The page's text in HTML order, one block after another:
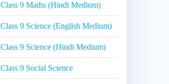
Class 9 Maths (Hindi Medium)
Class 9 Science (English Medium)
Class 9 Science (Hindi Medium)
Class 9 Social Science